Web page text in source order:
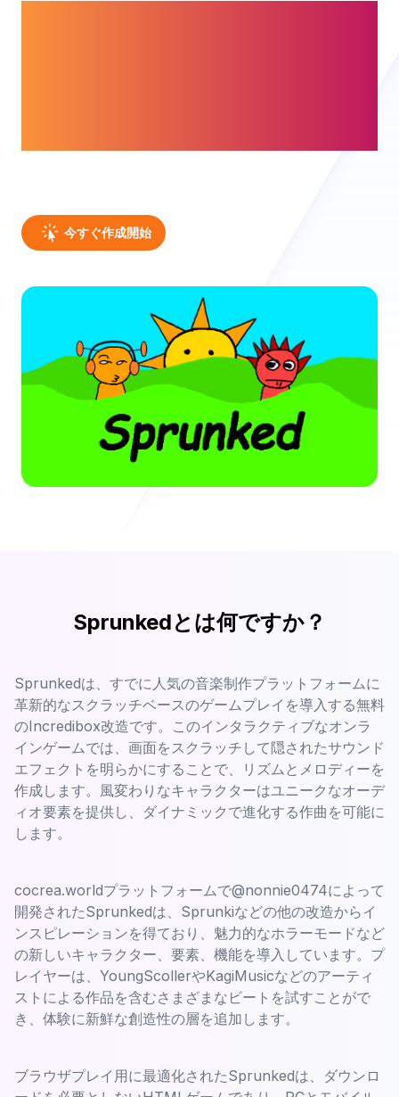
今すぐ作成開始
Sprunkedとは何ですか？
Sprunkedは、すでに人気の音楽制作プラットフォームに
革新的なスクラッチベースのゲームプレイを導入する無料
のIncredibox改造です。このインタラクティブなオンラ
インゲームでは、画面をスクラッチして隠されたサウンド
エフェクトを明らかにすることで、リズムとメロディーを
作成します。風変わりなキャラクターはユニークなオーデ
ィオ要素を提供し、ダイナミックで進化する作曲を可能に
します。
cocrea.worldプラットフォームで@nonnie0474によって
開発されたSprunkedは、Sprunkiなどの他の改造からイ
ンスピレーションを得ており、魅力的なホラーモードなど
の新しいキャラクター、要素、機能を導入しています。プ
レイヤーは、YoungScollerやKagiMusicなどのアーティ
ストによる作品を含むさまざまなビートを試すことがで
き、体験に新鮮な創造性の層を追加します。
ブラウザプレイ用に最適化されたSprunkedは、ダウンロ